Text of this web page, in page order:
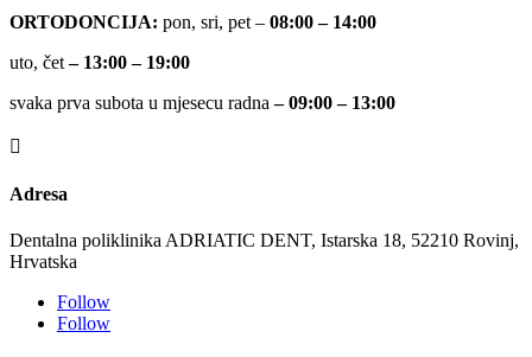
ORTODONCIJA: pon, sri, pet – 08:00 – 14:00
uto, čet– 13:00 – 19:00
svaka prva subota u mjesecu radna– 09:00 – 13:00

Adresa
Dentalna poliklinika ADRIATIC DENT, Istarska 18, 52210 Rovinj,
Hrvatska
Follow
Follow